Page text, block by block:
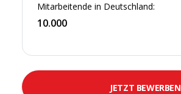
Mitarbeitende in Deutschland:
10.000
JETZT BEWERBEN